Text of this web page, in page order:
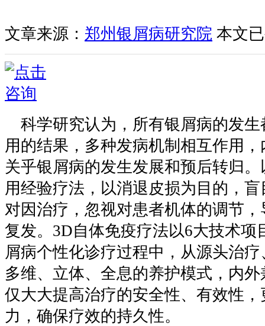
文章来源： 郑州银屑病研究院 本文
科学研究认为，所有银屑病的发生
用的结果，多种发病机制相互作用
关乎银屑病的发生发展和预后转归
用经验疗法，以消退皮损为目的，
对因治疗，忽视对患者机体的调节
复发。3D自体免疫疗法以6大技术项
屑病个性化诊疗过程中，从源头治
多维、立体、全息的养护模式，内
仅大大提高治疗的安全性、有效性
力，确保疗效的持久性。